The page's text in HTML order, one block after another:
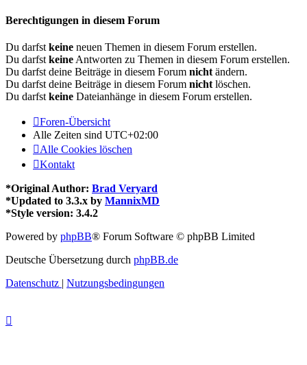
Berechtigungen in diesem Forum
Du darfstkeine neuen Themen in diesem Forum erstellen.
Du darfstkeineAntworten zu Themen in diesem Forum erstellen.
Du darfst deine Beiträge in diesem Forum nichtändern.
Du darfst deine Beiträge in diesem Forum nichtlöschen.
Du darfstkeine Dateianhänge in diesem Forum erstellen.
Foren-Übersicht
Alle Zeiten sind UTC+02:00
Alle Cookies löschen
Kontakt
*Original Author: Brad Veryard
*Updated to 3.3.x by MannixMD
*Style version: 3.4.2
Powered by phpBB® Forum Software © phpBB Limited
Deutsche Übersetzung durch phpBB.de
Datenschutz | Nutzungsbedingungen